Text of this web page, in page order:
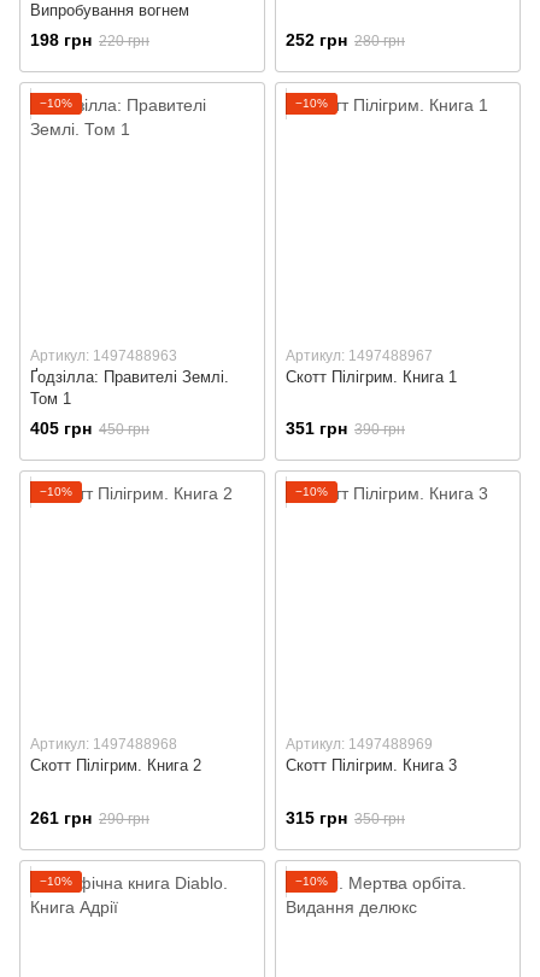
Випробування вогнем
198 грн 220 грн 252 грн 280 грн
−10%
Артикул: 1497488963
Ґодзілла: Правителі Землі.
Том 1
405 грн 450 грн
−10%
Артикул: 1497488967
Скотт Пілігрим. Книга 1
351 грн 390 грн
−10%
Артикул: 1497488968
Скотт Пілігрим. Книга 2
261 грн 290 грн
−10%
Артикул: 1497488969
Скотт Пілігрим. Книга 3
315 грн 350 грн
−10% −10%